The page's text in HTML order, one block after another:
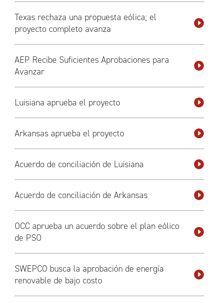
Texas rechaza una propuesta eólica; el
proyecto completo avanza
AEP Recibe Suficientes Aprobaciones para
Avanzar
Luisiana aprueba el proyecto
Arkansas aprueba el proyecto
Acuerdo de conciliación de Luisiana
Acuerdo de conciliación de Arkansas
OCC aprueba un acuerdo sobre el plan eólico
de PSO
SWEPCO busca la aprobación de energía
renovable de bajo costo